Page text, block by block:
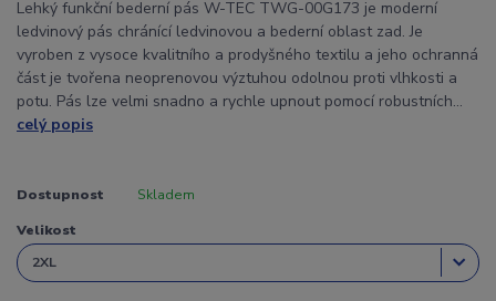
Lehký funkční bederní pás W-TEC TWG-00G173 je moderní
ledvinový pás chránící ledvinovou a bederní oblast zad. Je
vyroben z vysoce kvalitního a prodyšného textilu a jeho ochranná
část je tvořena neoprenovou výztuhou odolnou proti vlhkosti a
potu. Pás lze velmi snadno a rychle upnout pomocí robustních...
celý popis
Dostupnost Skladem
Velikost